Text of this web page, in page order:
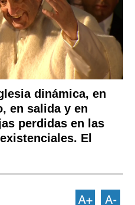
dinámica, en
en salida y en
perdidas en las
El